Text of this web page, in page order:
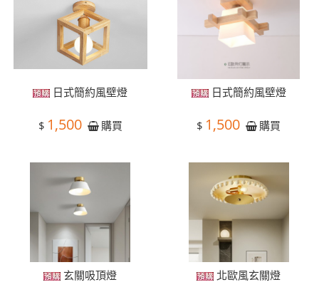
日式簡約風壁燈
$ 1,500 購買
日式簡約風壁燈
$ 1,500 購買
玄關吸頂燈 北歐風玄關燈